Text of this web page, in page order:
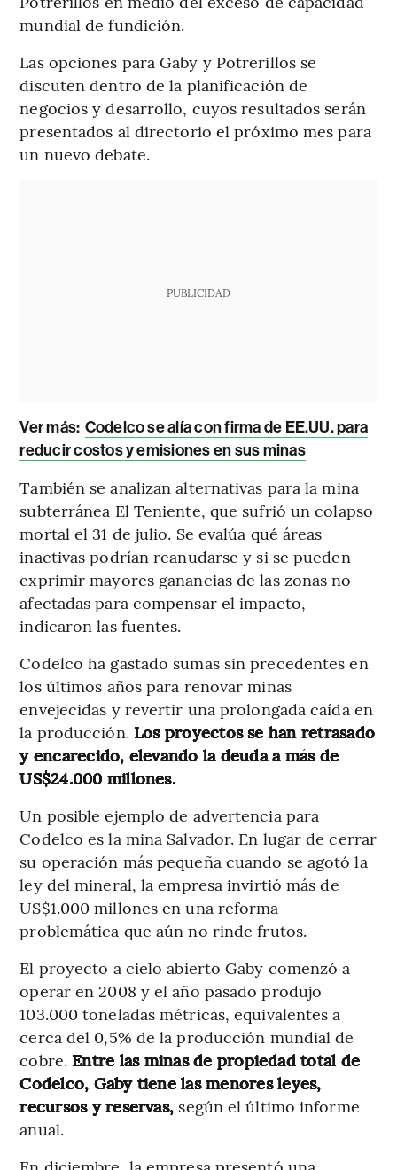
mundial de fundición.
Las opciones para Gaby y Potrerillos se
discuten dentro de la planificación de
negocios y desarrollo, cuyos resultados serán
presentados al directorio el próximo mes para
un nuevo debate.
PUBLICIDAD
Ver más: Codelco se alía con firma de EE.UU. para
reducir costos y emisiones en sus minas
También se analizan alternativas para la mina
subterránea El Teniente, que sufrió un colapso
mortal el 31 de julio. Se evalúa qué áreas
inactivas podrían reanudarse y si se pueden
exprimir mayores ganancias de las zonas no
afectadas para compensar el impacto,
indicaron las fuentes.
Codelco ha gastado sumas sin precedentes en
los últimos años para renovar minas
envejecidas y revertir una prolongada caída en
la producción. Los proyectos se han retrasado
y encarecido, elevando la deuda a más de
US$24.000 millones.
Un posible ejemplo de advertencia para
Codelco es la mina Salvador. En lugar de cerrar
su operación más pequeña cuando se agotó la
ley del mineral, la empresa invirtió más de
US$1.000 millones en una reforma
problemática que aún no rinde frutos.
El proyecto a cielo abierto Gaby comenzó a
operar en 2008 y el año pasado produjo
103.000 toneladas métricas, equivalentes a
cerca del 0,5% de la producción mundial de
cobre. Entre las minas de propiedad total de
Codelco, Gaby tiene las menores leyes,
recursos y reservas, según el último informe
anual.